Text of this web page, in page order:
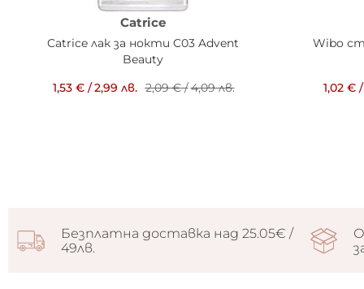
Catrice
Catrice лак за нокти C03 Advent
Beauty
1,53 €/2,99 лв. 2,09 €/4,09 лв.
Wibo
1,02 €/
Безплатна доставка над 25.05€ /
49лв.